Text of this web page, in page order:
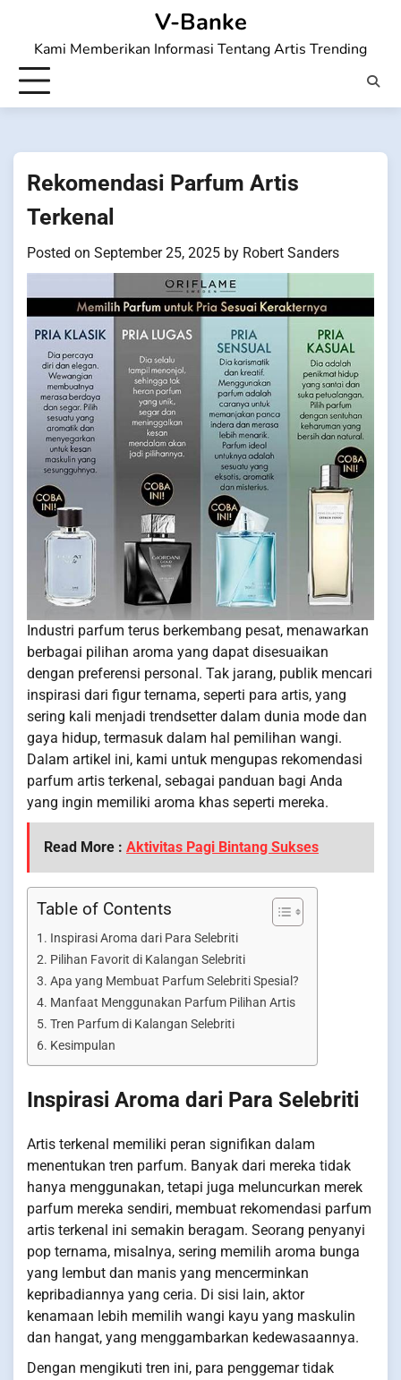
content
V-Banke
Kami Memberikan Informasi Tentang Artis Trending
Rekomendasi Parfum Artis
Terkenal
Posted on September 25, 2025 by Robert Sanders
Industri parfum terus berkembang pesat, menawarkan
berbagai pilihan aroma yang dapat disesuaikan
dengan preferensi personal. Tak jarang, publik mencari
inspirasi dari figur ternama, seperti para artis, yang
sering kali menjadi trendsetter dalam dunia mode dan
gaya hidup, termasuk dalam hal pemilihan wangi.
Dalam artikel ini, kami untuk mengupas rekomendasi
parfum artis terkenal, sebagai panduan bagi Anda
yang ingin memiliki aroma khas seperti mereka.
Read More : Aktivitas Pagi Bintang Sukses
Table of Contents
Inspirasi Aroma dari Para Selebriti
Pilihan Favorit di Kalangan Selebriti
Apa yang Membuat Parfum Selebriti Spesial?
Manfaat Menggunakan Parfum Pilihan Artis
Tren Parfum di Kalangan Selebriti
Kesimpulan
Inspirasi Aroma dari Para Selebriti
Artis terkenal memiliki peran signifikan dalam
menentukan tren parfum. Banyak dari mereka tidak
hanya menggunakan, tetapi juga meluncurkan merek
parfum mereka sendiri, membuat rekomendasi parfum
artis terkenal ini semakin beragam. Seorang penyanyi
pop ternama, misalnya, sering memilih aroma bunga
yang lembut dan manis yang mencerminkan
kepribadiannya yang ceria. Di sisi lain, aktor
kenamaan lebih memilih wangi kayu yang maskulin
dan hangat, yang menggambarkan kedewasaannya.
Dengan mengikuti tren ini, para penggemar tidak